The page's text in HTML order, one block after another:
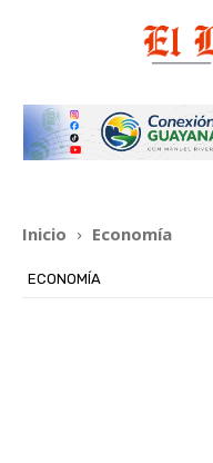
Inicio Economía
ECONOMÍA